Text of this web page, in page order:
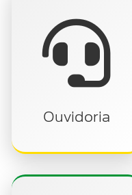
Ouvidoria